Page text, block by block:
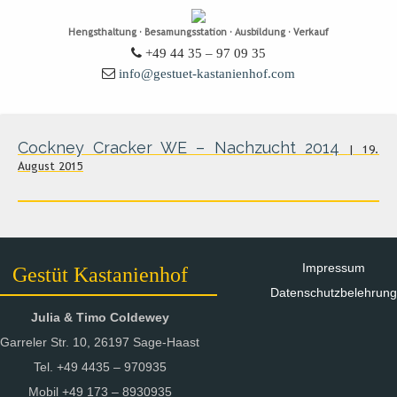
Hengsthaltung · Besamungsstation · Ausbildung · Verkauf
+49 44 35 – 97 09 35
info@gestuet-kastanienhof.com
Cockney Cracker WE – Nachzucht 2014
| 19.
August 2015
Gestüt Kastanienhof
Julia & Timo Coldewey
Garreler Str. 10, 26197 Sage-Haast
Tel. +49 4435 – 970935
Mobil +49 173 – 8930935
Impressum
Datenschutzbelehrung